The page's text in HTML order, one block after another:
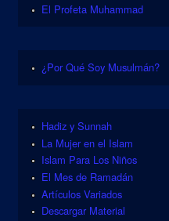
El Profeta Muhammad
¿Por Qué Soy Musulmán?
Hadiz y Sunnah
La Mujer en el Islam
Islam Para Los Niños
El Mes de Ramadán
Artículos Variados
Descargar Material